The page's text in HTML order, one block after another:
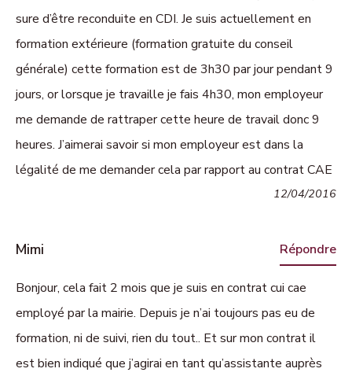
sure d’être reconduite en CDI. Je suis actuellement en
formation extérieure (formation gratuite du conseil
générale) cette formation est de 3h30 par jour pendant 9
jours, or lorsque je travaille je fais 4h30, mon employeur
me demande de rattraper cette heure de travail donc 9
heures. J’aimerai savoir si mon employeur est dans la
légalité de me demander cela par rapport au contrat CAE
12/04/2016
Mimi Répondre
Bonjour, cela fait 2 mois que je suis en contrat cui cae
employé par la mairie. Depuis je n’ai toujours pas eu de
formation, ni de suivi, rien du tout.. Et sur mon contrat il
est bien indiqué que j’agirai en tant qu’assistante auprès